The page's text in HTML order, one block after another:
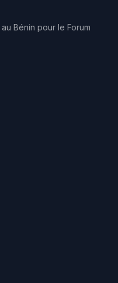
Bénin pour le Forum